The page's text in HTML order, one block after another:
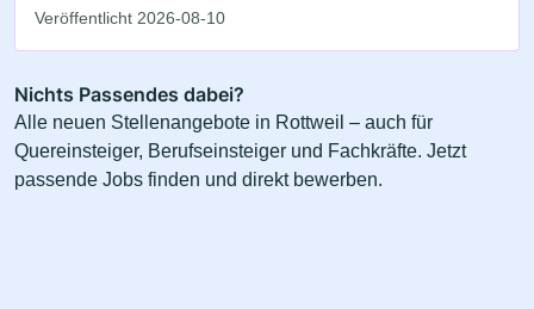
Veröffentlicht 2026-08-10
Nichts Passendes dabei?
Alle neuen Stellenangebote in Rottweil – auch für
Quereinsteiger, Berufseinsteiger und Fachkräfte. Jetzt
passende Jobs finden und direkt bewerben.